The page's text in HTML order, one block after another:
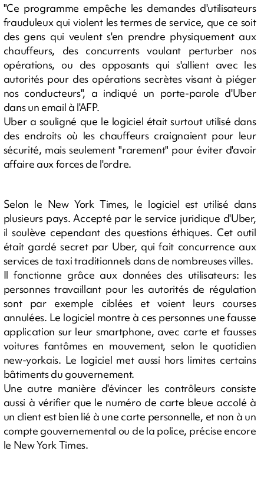
"Ce programme empêche les demandes d'utilisateurs
frauduleux qui violent les termes de service, que ce soit
des gens qui veulent s'en prendre physiquement aux
chauffeurs, des concurrents voulant perturber nos
opérations, ou des opposants qui s'allient avec les
autorités pour des opérations secrètes visant à piéger
nos conducteurs", a indiqué un porte-parole d'Uber
dans un email à l'AFP.
Uber a souligné que le logiciel était surtout utilisé dans
des endroits où les chauffeurs craignaient pour leur
sécurité, mais seulement "rarement" pour éviter d'avoir
affaire aux forces de l'ordre.
Selon le New York Times, le logiciel est utilisé dans
plusieurs pays. Accepté par le service juridique d'Uber,
il soulève cependant des questions éthiques. Cet outil
était gardé secret par Uber, qui fait concurrence aux
services de taxi traditionnels dans de nombreuses villes.
Il fonctionne grâce aux données des utilisateurs: les
personnes travaillant pour les autorités de régulation
sont par exemple ciblées et voient leurs courses
annulées. Le logiciel montre à ces personnes une fausse
application sur leur smartphone, avec carte et fausses
voitures fantômes en mouvement, selon le quotidien
new-yorkais. Le logiciel met aussi hors limites certains
bâtiments du gouvernement.
Une autre manière d'évincer les contrôleurs consiste
aussi à vérifier que le numéro de carte bleue accolé à
un client est bien lié à une carte personnelle, et non à un
compte gouvernemental ou de la police, précise encore
le New York Times.